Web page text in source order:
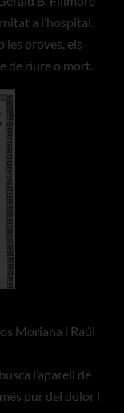
a l’hospital.
les proves, els
de riure o mort.
Moriana i Raúl
l’aparell de
pur del dolor i